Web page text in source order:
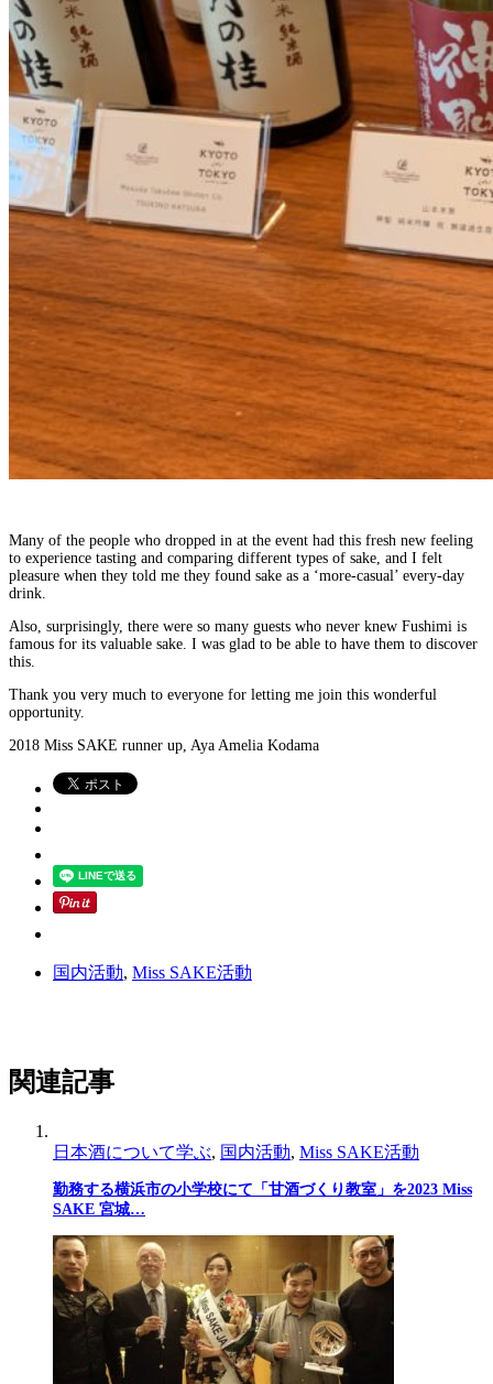
Many of the people who dropped in at the event had this fresh new feeling
to experience tasting and comparing different types of sake, and I felt
pleasure when they told me they found sake as a ‘more-casual’ every-day
drink.
Also, surprisingly, there were so many guests who never knew Fushimi is
famous for its valuable sake. I was glad to be able to have them to discover
this.
Thank you very much to everyone for letting me join this wonderful
opportunity.
2018 Miss SAKE runner up, Aya Amelia Kodama
国内活動, Miss SAKE活動
関連記事
日本酒について学ぶ, 国内活動, Miss SAKE活動
勤務する横浜市の小学校にて「甘酒づくり教室」を2023 Miss
SAKE 宮城…